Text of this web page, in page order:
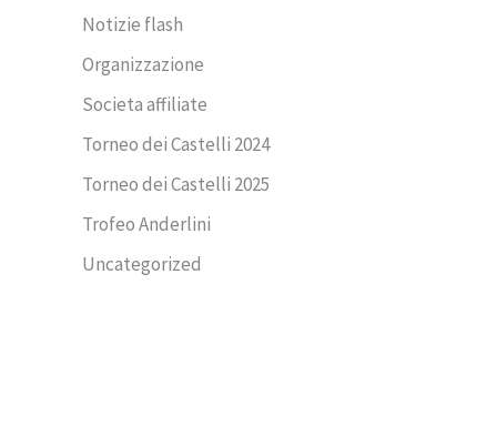
Notizie flash
Organizzazione
Societa affiliate
Torneo dei Castelli 2024
Torneo dei Castelli 2025
Trofeo Anderlini
Uncategorized